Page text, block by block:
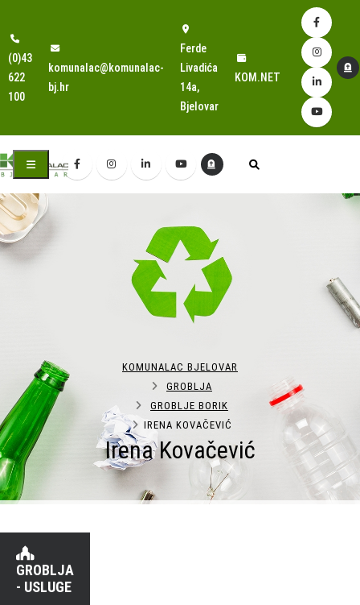
(0)43
622
100
komunalac@komunalac-
bj.hr
Ferde
Livadića
14a,
Bjelovar
KOM.NET
Irena Kovačević
KOMUNALAC BJELOVAR
GROBLJA
GROBLJE BORIK
IRENA KOVAČEVIĆ
GROBLJA
- USLUGE